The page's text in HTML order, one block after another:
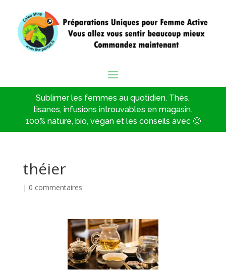
Sublimer les femmes au quotidien. Thés,
tisanes, infusions introuvables en magasin.
100% nature, bio, vegan et les conseils avec 🙂
théier
| 0 commentaires